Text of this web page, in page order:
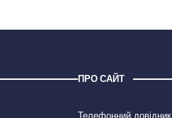
ПРО САЙТ
Телефонний довідник